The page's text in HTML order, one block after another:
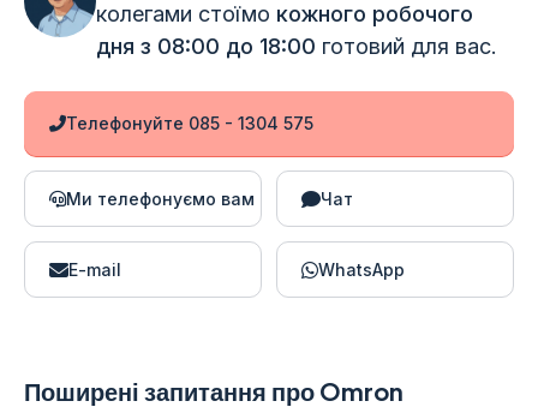
колегами стоїмо кожного робочого
дня з 08:00 до 18:00 готовий для вас.
Телефонуйте 085 - 1304 575
Ми телефонуємо вам Чат
E-mail WhatsApp
Поширені запитання про Omron